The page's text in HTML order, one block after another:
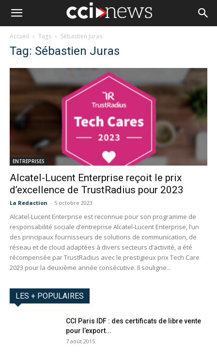
Accueil Tags Sébastien Juras
Tag: Sébastien Juras
ENTREPRISES
Alcatel-Lucent Enterprise reçoit le prix
d’excellence de TrustRadius pour 2023
La Redaction - 5 octobre 2023
Alcatel-Lucent Enterprise est reconnue pour son programme de
responsabilité sociale d’entreprise Alcatel-Lucent Enterprise, l’un
des principaux fournisseurs de solutions de communication, de
réseau et de cloud adaptées à divers secteurs d’activité, a été
récompensée par TrustRadius avec le prestigieux prix Tech Care
2023 pour la deuxième année consécutive. Il souligne...
LES + POPULAIRES
CCI Paris IDF : des certificats de libre vente
pour l’export...
7 août 2015